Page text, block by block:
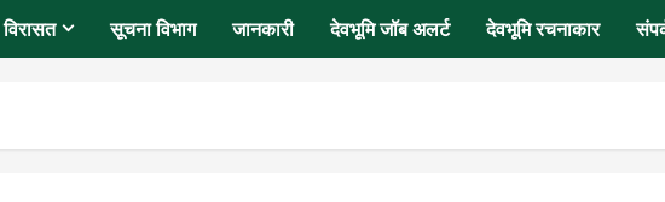
विरासत सूचना विभाग जानकारी देवभूमि जॉब अलर्ट देवभूमि रचनाकार